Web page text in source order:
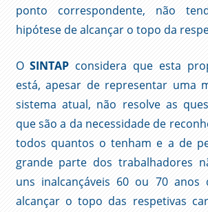
ponto correspondente, não
hipótese de alcançar o topo da
OSINTAP considera que esta
está, apesar de representar uma
sistema atual, não resolve as
que são a da necessidade de
todos quantos o tenham e a de
grande parte dos trabalhadores
uns inalcançáveis 60 ou 70 anos
alcançar o topo das respetivas